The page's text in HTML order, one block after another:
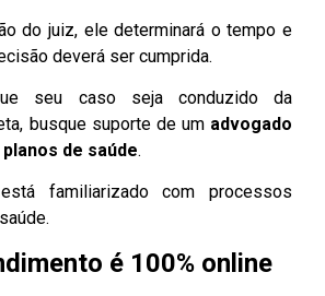
do juiz, ele determinará o tempo e
deverá ser cumprida.
seu caso seja conduzido da
busque suporte de um advogado
planos de saúde.
familiarizado com processos
é 100% online